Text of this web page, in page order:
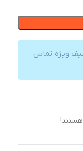
ویژه تماس